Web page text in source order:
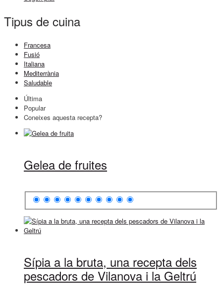
Tipus de cuina
Francesa
Fusió
Italiana
Mediterrània
Saludable
Última
Popular
Coneixes aquesta recepta?
Gelea de fruites
Sípia a la bruta, una recepta dels
pescadors de Vilanova i la Geltrú